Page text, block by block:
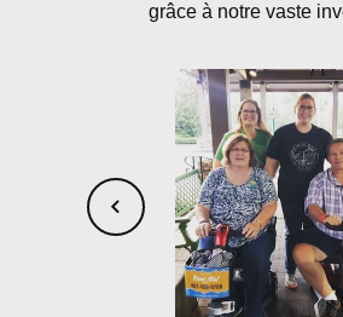
grâce à notre vaste